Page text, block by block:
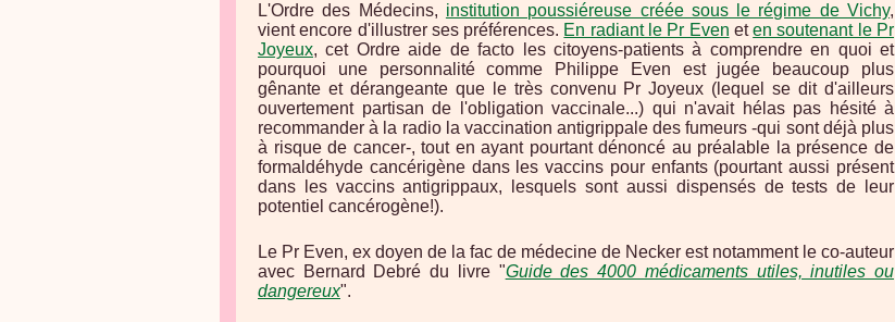
L'Ordre des Médecins, institution poussiéreuse créée sous le régime de Vichy,
vient encore d'illustrer ses préférences. En radiant le Pr Even eten soutenant le Pr
Joyeux, cet Ordre aide de facto les citoyens-patients à comprendre en quoi et
pourquoi une personnalité comme Philippe Even est jugée beaucoup plus
gênante et dérangeante que le très convenu Pr Joyeux (lequel se dit d'ailleurs
ouvertement partisan de l'obligation vaccinale...) qui n'avait hélas pas hésité à
recommander à la radio la vaccination antigrippale des fumeurs -qui sont déjà plus
à risque de cancer-, tout en ayant pourtant dénoncé au préalable la présence de
formaldéhyde cancérigène dans les vaccins pour enfants (pourtant aussi présent
dans les vaccins antigrippaux, lesquels sont aussi dispensés de tests de leur
potentiel cancérogène!).
Le Pr Even, ex doyen de la fac de médecine de Necker est notamment le co-auteur
avec Bernard Debré du livre "Guide des 4000 médicaments utiles, inutiles ou
dangereux".